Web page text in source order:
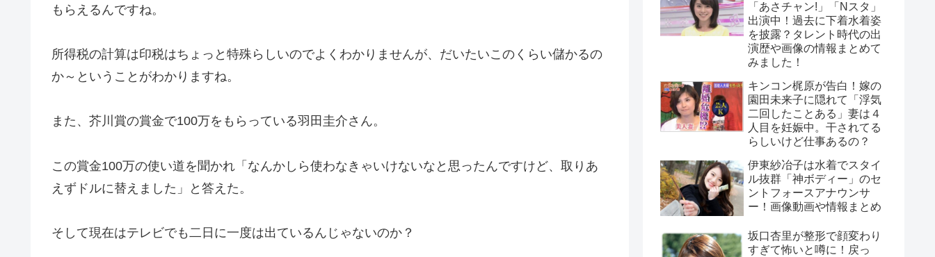
もらえるんですね。
所得税の計算は印税はちょっと特殊らしいのでよくわかりませんが、だいたいこのくらい儲かるの
か～ということがわかりますね。
また、芥川賞の賞金で100万をもらっている羽田圭介さん。
この賞金100万の使い道を聞かれ「なんかしら使わなきゃいけないなと思ったんですけど、取りあ
えずドルに替えました」と答えた。
そして現在はテレビでも二日に一度は出ているんじゃないのか？
「あさチャン!」「Nスタ」
出演中！過去に下着水着姿
を披露？タレント時代の出
演歴や画像の情報まとめて
みました！
キンコン梶原が告白！嫁の
園田未来子に隠れて「浮気
二回したことある」妻は４
人目を妊娠中。干されてる
らしいけど仕事あるの？
伊東紗冶子は水着でスタイ
ル抜群「神ボディー」のセ
ントフォースアナウンサ
ー！画像動画や情報まとめ
坂口杏里が整形で顔変わり
すぎて怖いと噂に！戻っ